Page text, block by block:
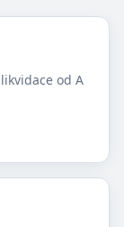
od A